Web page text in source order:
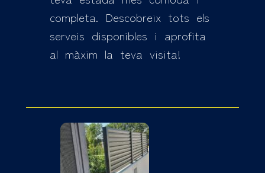
completa. Descobreix tots els
serveis disponibles i aprofita
al màxim la teva visita!